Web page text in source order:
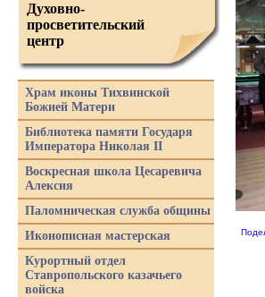
Духовно-
просветительский
центр
Храм иконы Тихвинской
Божией Матери
Библиотека памяти Государя
Императора Николая II
Воскресная школа Цесаревича
Алексия
Паломническая служба общины
Иконописная мастерская
Курортный отдел
Ставропольского казачьего
войска